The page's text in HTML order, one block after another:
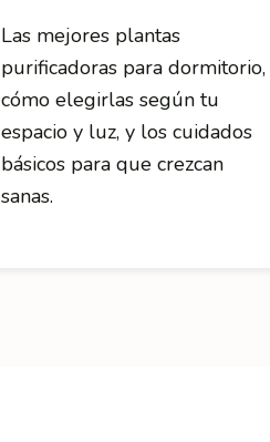
Las mejores plantas
purificadoras para dormitorio,
cómo elegirlas según tu
espacio y luz, y los cuidados
básicos para que crezcan
sanas.